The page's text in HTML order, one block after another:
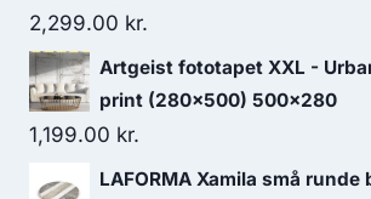
2,299.00 kr.
Artgeist fototapet XXL -
print (280x500) 500x280
1,199.00 kr.
LAFORMA Xamila små runde